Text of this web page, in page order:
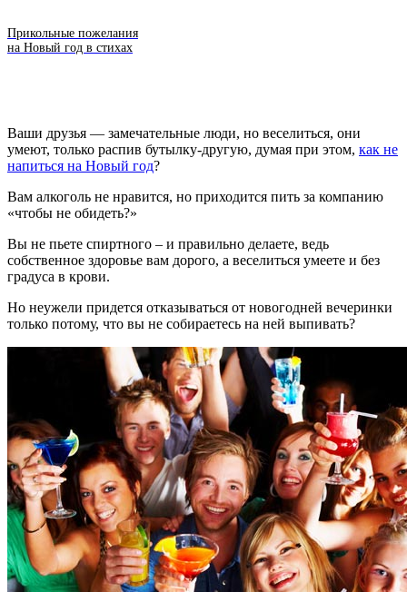
Прикольные пожелания
на Новый год в стихах
Ваши друзья — замечательные люди, но веселиться, они
умеют, только распив бутылку-другую, думая при этом, как не
напиться на Новый год?
Вам алкоголь не нравится, но приходится пить за компанию
«чтобы не обидеть?»
Вы не пьете спиртного – и правильно делаете, ведь
собственное здоровье вам дорого, а веселиться умеете и без
градуса в крови.
Но неужели придется отказываться от новогодней вечеринки
только потому, что вы не собираетесь на ней выпивать?